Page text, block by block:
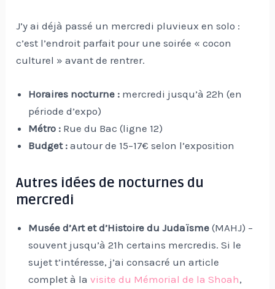
J’y ai déjà passé un mercredi pluvieux en solo :
c’est l’endroit parfait pour une soirée « cocon
culturel » avant de rentrer.
Horaires nocturne : mercredi jusqu’à 22h (en
période d’expo)
Métro : Rue du Bac (ligne 12)
Budget : autour de 15–17€ selon l’exposition
Autres idées de nocturnes du
mercredi
Musée d’Art et d’Histoire du Judaïsme (MAHJ) –
souvent jusqu’à 21h certains mercredis. Si le
sujet t’intéresse, j’ai consacré un article
complet à lavisite du Mémorial de la Shoah,